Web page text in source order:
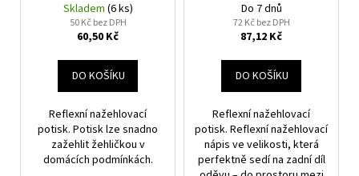
Skladem (6 ks)
50 Kč bez DPH
60,50 Kč
DO KOŠÍKU
Reflexní nažehlovací
potisk. Potisk lze snadno
zažehlit žehličkou v
domácích podmínkách.
Do 7 dnů
72 Kč bez DPH
87,12 Kč
DO KOŠÍKU
Reflexní nažehlovací
potisk. Reflexní nažehlovací
nápis ve velikosti, která
perfektně sedí na zadní díl